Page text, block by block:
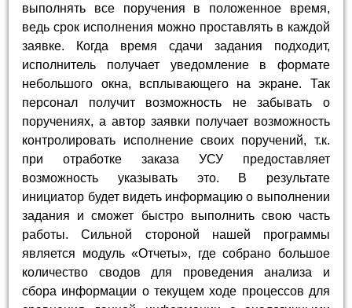
выполнять все поручения в положенное время,
ведь срок исполнения можно проставлять в каждой
заявке. Когда время сдачи задания подходит,
исполнитель получает уведомление в формате
небольшого окна, всплывающего на экране. Так
персонал получит возможность не забывать о
поручениях, а автор заявки получает возможность
контролировать исполнение своих поручений, т.к.
при отработке заказа УСУ предоставляет
возможность указывать это. В результате
инициатор будет видеть информацию о выполнении
задания и сможет быстро выполнить свою часть
работы. Сильной стороной нашей программы
является модуль «Отчеты», где собрано большое
количество сводов для проведения анализа и
сбора информации о текущем ходе процессов для